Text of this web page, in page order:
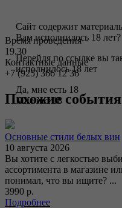
Время проведения
19.30
Контактные данные
+7 (925) 366 12 36
Похожие события
Основные стили белых вин
10 августа 2026
Вы хотите с легкостью
ассортимента в магазине
понимал, что вы ищите? ...
3990 р.
Подробнее
Сайт содержит
Вам исполнилось 18 лет?
Перейдя по ссылке вы
исполнилось 18 лет
Да, мне есть 18
Мне нет 18